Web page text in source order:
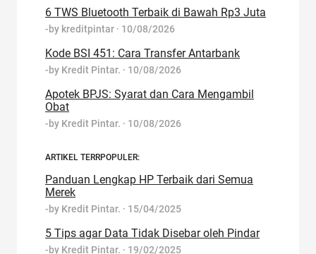
6 TWS Bluetooth Terbaik di Bawah Rp3 Juta
-by kreditpintar · 10/08/2026
Kode BSI 451: Cara Transfer Antarbank
-by Kredit Pintar. · 10/08/2026
Apotek BPJS: Syarat dan Cara Mengambil
Obat
-by Kredit Pintar. · 10/08/2026
ARTIKEL TERRPOPULER:
Panduan Lengkap HP Terbaik dari Semua
Merek
-by Kredit Pintar. · 15/04/2025
5 Tips agar Data Tidak Disebar oleh Pindar
-by Kredit Pintar. · 19/02/2025